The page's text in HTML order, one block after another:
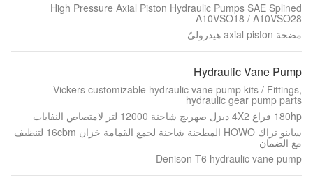
High Pressure Axial Piston Hydraulic Pumps SAE Splined
A10VSO18 / A10VSO28
مضخة axial piston هيدروليّ
Hydraulic Vane Pump
Vickers customizable hydraulic vane pump kits / Fittings,
hydraulic gear pump parts
180hp فراغ 4X2 ديزل صهريج شاحنة 12000 لتر لامتصاص النفايات
ساينو تراك HOWO المطحنة شاحنة لجمع القمامة خزان 16cbm لتنظيف
مع الضمان
Denison T6 hydraulic vane pump